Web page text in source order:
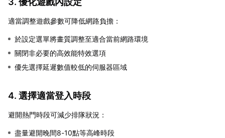
適當調整遊戲參數可降低網路負擔：
於設定選單將畫質調整至適合當前網路環境
關閉非必要的高效能特效選項
優先選擇延遲數值較低的伺服器區域
4. 選擇適當登入時段
避開熱門時段可減少排隊狀況：
盡量避開晚間8-10點等高峰時段